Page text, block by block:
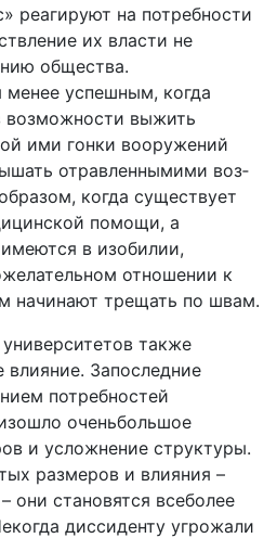
реагируют на потребности
их власти не
общества.
мeнеe успешным, когда
возможности выжить
ими гонки вооружений
отравленнымими воз­
когда существует
помощи, а
в изобилии,
отношении к
начинают трещать по швам.
также
влияние. Запоследние
потребностей
оченьбольшое
и усложнение структу­ры.
размеров и влияния –
они становятся всеболее
диссиденту угрожали